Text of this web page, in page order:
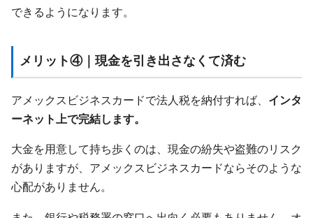
できるようになります。
メリット④｜現金を引き出さなくて済む
アメックスビジネスカードで法人税を納付すれば、 インタ
ーネット上で完結します。
大金を用意して持ち歩くのは、現金の紛失や盗難のリスク
がありますが、アメックスビジネスカードならそのような
心配がありません。